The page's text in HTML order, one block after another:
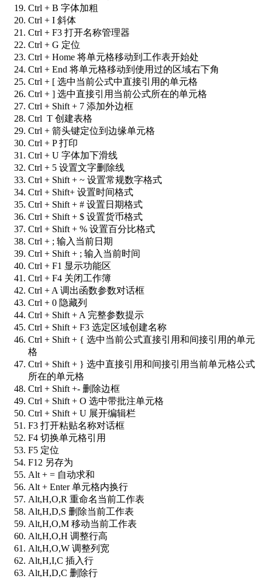
Ctrl + B 字体加粗
Ctrl + I 斜体
Ctrl + F3 打开名称管理器
Ctrl + G 定位
Ctrl + Home 将单元格移动到工作表开始处
Ctrl + End 将单元格移动到使用过的区域右下角
Ctrl + [ 选中当前公式中直接引用的单元格
Ctrl + ] 选中直接引用当前公式所在的单元格
Ctrl + Shift + 7 添加外边框
Ctrl T 创建表格
Ctrl + 箭头键定位到边缘单元格
Ctrl + P 打印
Ctrl + U 字体加下滑线
Ctrl + 5 设置文字删除线
Ctrl + Shift + ~ 设置常规数字格式
Ctrl + Shift+ 设置时间格式
Ctrl + Shift + # 设置日期格式
Ctrl + Shift + $ 设置货币格式
Ctrl + Shift + % 设置百分比格式
Ctrl + ; 输入当前日期
Ctrl + Shift + ; 输入当前时间
Ctrl + F1 显示功能区
Ctrl + F4 关闭工作簿
Ctrl + A 调出函数参数对话框
Ctrl + 0 隐藏列
Ctrl + Shift + A 完整参数提示
Ctrl + Shift + F3 选定区域创建名称
Ctrl + Shift + { 选中当前公式直接引用和间接引用的单元
格
Ctrl + Shift + } 选中直接引用和间接引用当前单元格公式
所在的单元格
Ctrl + Shift +- 删除边框
Ctrl + Shift + O 选中带批注单元格
Ctrl + Shift + U 展开编辑栏
F3 打开粘贴名称对话框
F4 切换单元格引用
F5 定位
F12 另存为
Alt + = 自动求和
Alt + Enter 单元格内换行
Alt,H,O,R 重命名当前工作表
Alt,H,D,S 删除当前工作表
Alt,H,O,M 移动当前工作表
Alt,H,O,H 调整行高
Alt,H,O,W 调整列宽
Alt,H,I,C 插入行
Alt,H,D,C 删除行